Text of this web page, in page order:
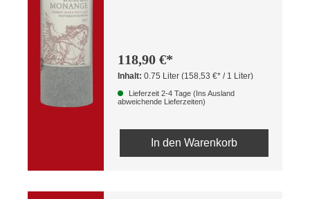
118,90 €*
Inhalt:0.75 Liter(158,53 €* / 1 Liter)
Lieferzeit 2-4 Tage (Ins Ausland
abweichende Lieferzeiten)
In den Warenkorb